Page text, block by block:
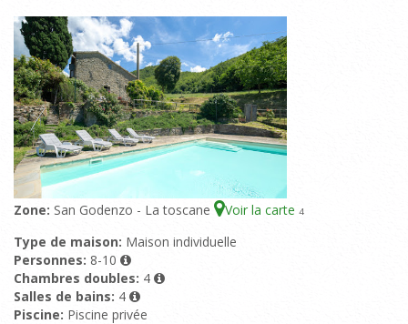
Zone: San Godenzo - La toscane Voir la carte 4
Type de maison: Maison individuelle
Personnes: 8-10
Chambres doubles: 4
Salles de bains: 4
Piscine: Piscine privée